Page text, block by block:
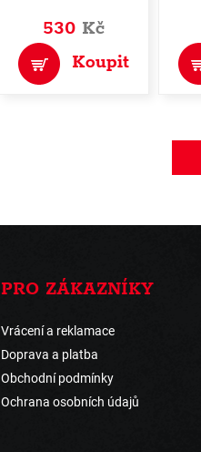
530 Kč
Koupit
PRO ZÁKAZNÍKY
Vrácení a reklamace
Doprava a platba
Obchodní podmínky
Ochrana osobních údajů